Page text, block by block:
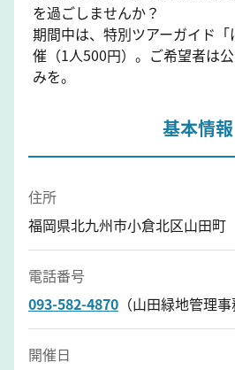
を過ごしませんか？
期間中は、特別ツアーガイド
催（1人500円）。ご希望者は
みを。
基本情報
住所
福岡県北九州市小倉北区山田
電話番号
093-582-4870 （山田緑地管理事
開催日